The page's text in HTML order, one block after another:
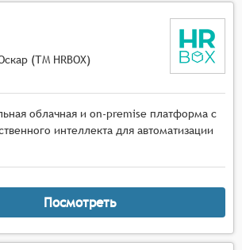
(ТМ HRBOX)
облачная и on-premise платформа с
интеллекта для автоматизации
Посмотреть